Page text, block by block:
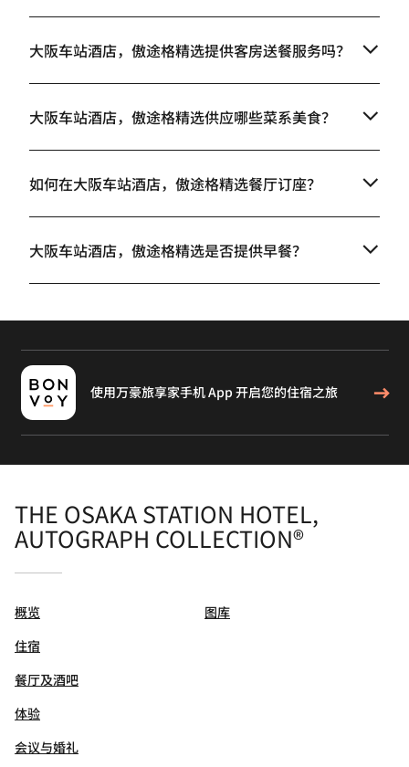
大阪车站酒店，傲途格精选提供客房送餐服务吗？
大阪车站酒店，傲途格精选供应哪些菜系美食？
如何在大阪车站酒店，傲途格精选餐厅订座？
大阪车站酒店，傲途格精选是否提供早餐？
使用万豪旅享家手机 App 开启您的住宿之旅
THE OSAKA STATION HOTEL,
AUTOGRAPH COLLECTION®
概览
住宿
餐厅及酒吧
体验
会议与婚礼
图库